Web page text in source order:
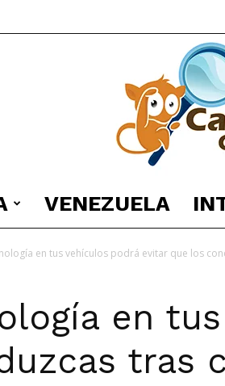
VENEZUELA
en tus vehículos podrá evitar que los
en
tras